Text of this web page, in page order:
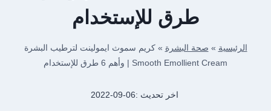
طرق للإستخدام
الرئيسية » صحة البشرة »كريم سموث ايمولينت لترطيب البشرة
Smooth Emollient Cream | وأهم 6 طرق للإستخدام
اخر تحديث :2022-09-06